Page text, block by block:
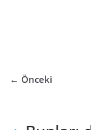
← Önceki